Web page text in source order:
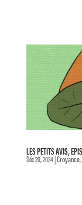
LES PETITS AVIS,
Déc 20, 2024|Croyance,